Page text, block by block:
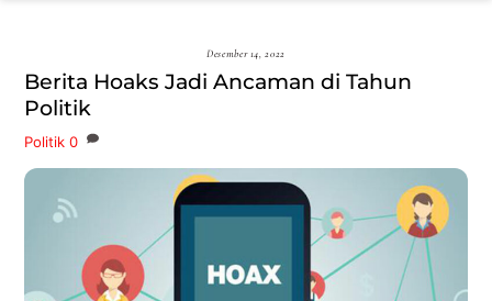
Desember 14, 2022
Berita Hoaks Jadi Ancaman di Tahun
Politik
Politik 0